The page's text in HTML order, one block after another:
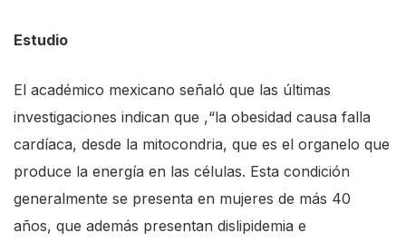
Estudio
El académico mexicano señaló que las últimas
investigaciones indican que ,“la obesidad causa falla
cardíaca, desde la mitocondria, que es el organelo que
produce la energía en las células. Esta condición
generalmente se presenta en mujeres de más 40
años, que además presentan dislipidemia e